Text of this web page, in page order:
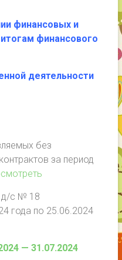
финансовых и
финансового
деятельности
без
за период
с № 18
года по 25.06.2024
— 31.07.2024